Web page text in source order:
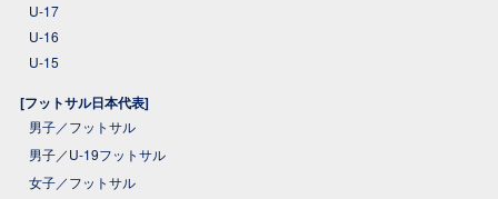
U-17
U-16
U-15
[フットサル日本代表]
男子／フットサル
男子／U-19フットサル
女子／フットサル